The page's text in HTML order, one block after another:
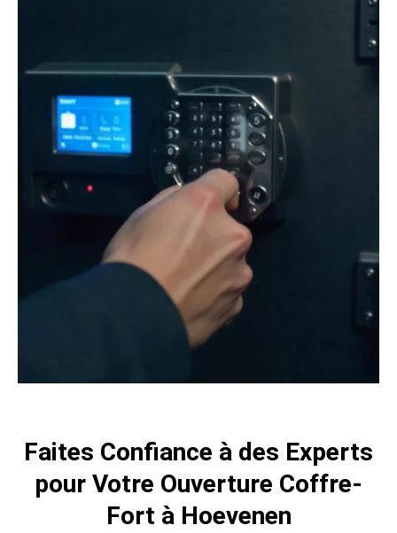
Faites Confiance à des Experts
pour Votre Ouverture Coffre-
Fort à Hoevenen